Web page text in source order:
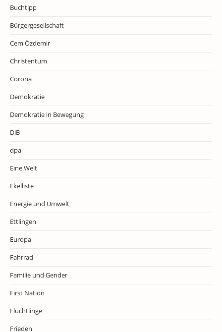
Buchtipp
Bürgergesellschaft
Cem Özdemir
Christentum
Corona
Demokratie
Demokratie in Bewegung
DiB
dpa
Eine Welt
Ekelliste
Energie und Umwelt
Ettlingen
Europa
Fahrrad
Familie und Gender
First Nation
Flüchtlinge
Frieden